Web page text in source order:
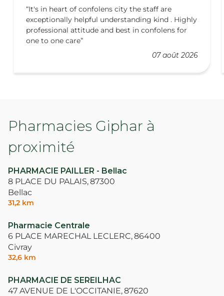
07 août 2026
It's in heart of confolens city the staff are
exceptionally helpful understanding kind . Highly
professional attitude and best in confolens for
one to one care
Pharmacies Giphar à
proximité
PHARMACIE PAILLER - Bellac
8 PLACE DU PALAIS,87300
Bellac
31,2 km
Pharmacie Centrale
6 PLACE MARECHAL LECLERC,86400
Civray
32,6 km
PHARMACIE DE SEREILHAC
47 AVENUE DE L'OCCITANIE,87620